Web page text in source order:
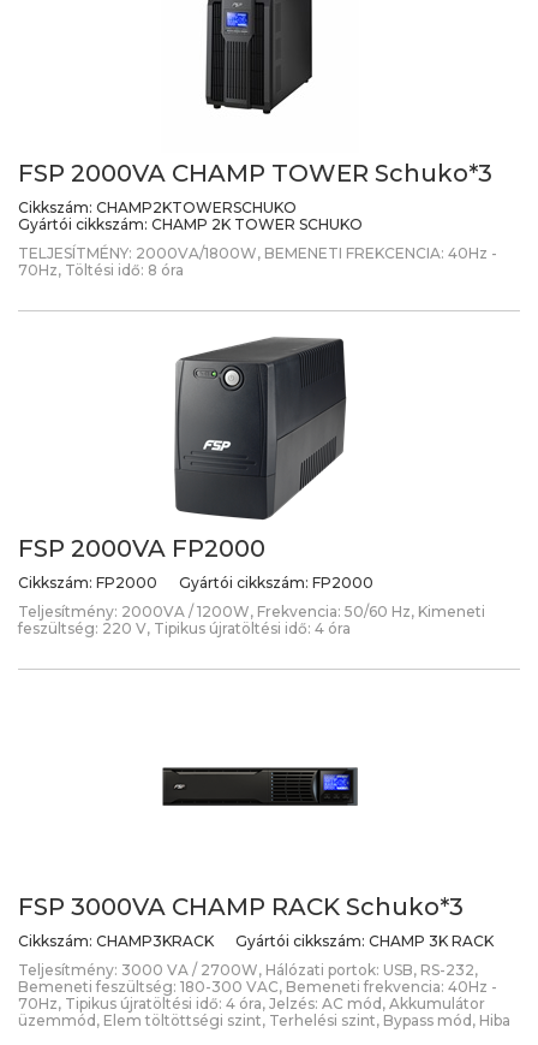
FSP 2000VA CHAMP TOWER Schuko*3
Cikkszám: CHAMP2KTOWERSCHUKO
Gyártói cikkszám: CHAMP 2K TOWER SCHUKO
TELJESÍTMÉNY: 2000VA/1800W, BEMENETI FREKCENCIA: 40Hz -
70Hz, Töltési idő: 8 óra
FSP 2000VA FP2000
Cikkszám: FP2000 Gyártói cikkszám: FP2000
Teljesítmény: 2000VA / 1200W, Frekvencia: 50/60 Hz, Kimeneti
feszültség: 220 V, Tipikus újratöltési idő: 4 óra
FSP 3000VA CHAMP RACK Schuko*3
Cikkszám: CHAMP3KRACK Gyártói cikkszám: CHAMP 3K RACK
Teljesítmény: 3000 VA / 2700W, Hálózati portok: USB, RS-232,
Bemeneti feszültség: 180-300 VAC, Bemeneti frekvencia: 40Hz -
70Hz, Tipikus újratöltési idő: 4 óra, Jelzés: AC mód, Akkumulátor
üzemmód, Elem töltöttségi szint, Terhelési szint, Bypass mód, Hiba